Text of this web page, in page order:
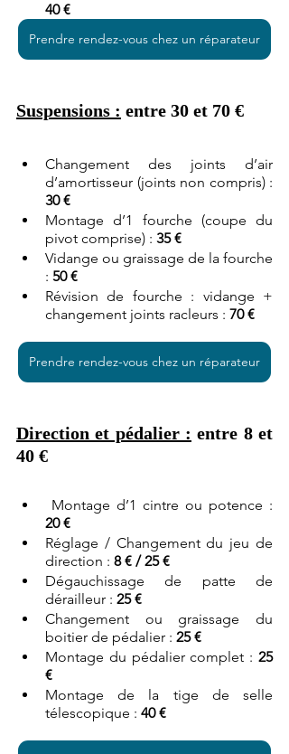
40 €
Prendre rendez-vous chez un réparateur
Suspensions : entre 30 et 70 €
Changement des joints d’air
30 €
Montage d’1 fourche (coupe du
pivot comprise) : 35 €
Vidange ou graissage de la fourche
: 50 €
Révision de fourche : vidange +
changement joints racleurs : 70 €
Prendre rendez-vous chez un réparateur
Direction et pédalier : entre 8 et
40 €
20 €
Réglage / Changement du jeu de
direction : 8 € / 25 €
Dégauchissage de patte de
dérailleur : 25 €
Changement ou graissage du
boitier de pédalier : 25 €
Montage du pédalier complet : 25
€
Montage de la tige de selle
télescopique : 40 €